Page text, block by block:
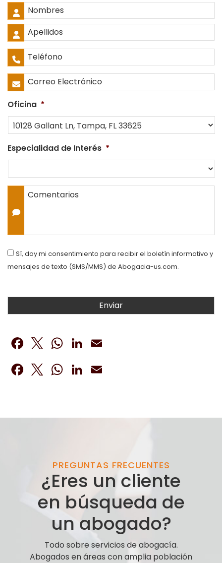
Nombre
Completo *
Nombres
Apellidos
Teléfono *
Correo
Electrónico *
Oficina *
Especialidad de Interés *
Comentarios
Consent
Sí, doy mi consentimiento para recibir el boletín informativo y
mensajes de texto (SMS/MMS) de Abogacia-us.com.
Facebook
Twitter
WhatsApp
LinkedIn
Facebook
Twitter
WhatsApp
LinkedIn
PREGUNTAS FRECUENTES
¿Eres un cliente
en búsqueda de
un abogado?
Todo sobre servicios de abogacía.
Abogados en áreas con amplia población